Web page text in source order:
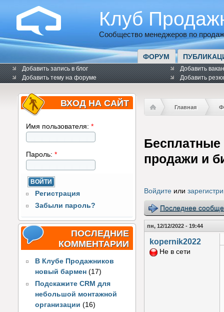
Клуб
Сообщество менеджеров по
ФОРУМ
Добавить запись в блог
Добавить тему на форуме
Добавить
Добавить
ВХОД НА САЙТ
Имя пользователя: *
Пароль: *
Регистрация
Забыли пароль?
ПОСЛЕДНИЕ
КОММЕНТАРИИ
В Клубе Продажников
новый бармен (17)
Подскажите CRM для
небольшой монтажной
организации (16)
Главная
Бесплатные
продажи и
Войдите или
Последнее
пн, 12/12/2022 - 19:44
kopernik2022
Не в сети